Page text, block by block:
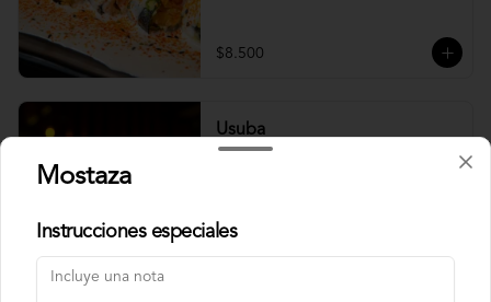
$8.500
Usuba
Roll relleno de salmón, camarón, queso
Mostaza
Instrucciones especiales